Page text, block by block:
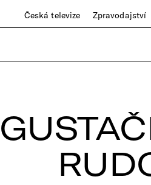
Česká televize Zpravodajství